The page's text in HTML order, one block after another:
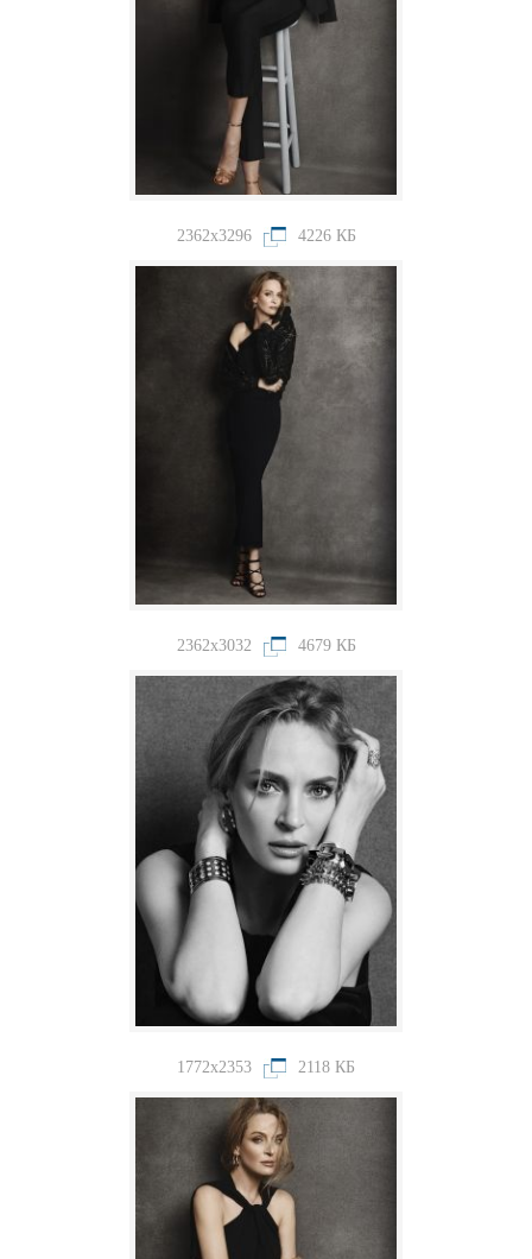
2362x3296 4226 КБ
2362x3032 4679 КБ
1772x2353 2118 КБ